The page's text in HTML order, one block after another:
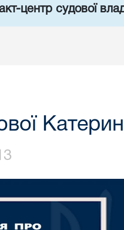
центр судової